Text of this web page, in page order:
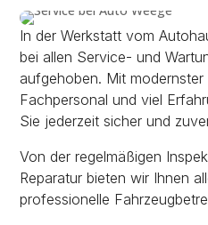
In der Werkstatt vom
bei allen Service- und
aufgehoben. Mit
Fachpersonal und viel
Sie jederzeit sicher und
Von der regelmäßigen
Reparatur bieten wir Ihnen
professionelle